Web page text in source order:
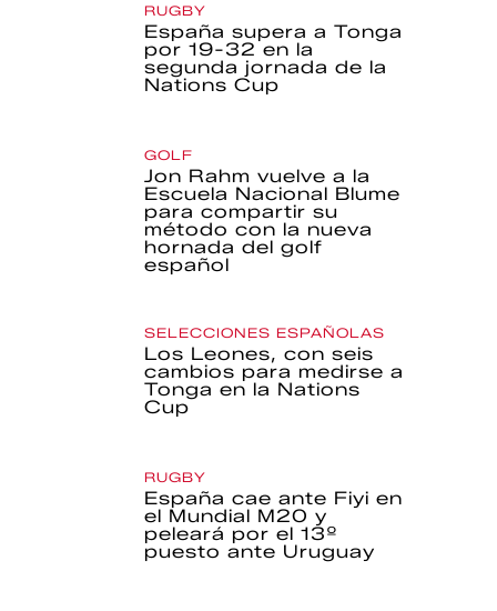
RUGBY
España supera a Tonga
por 19-32 en la
segunda jornada de la
Nations Cup
GOLF
Jon Rahm vuelve a la
Escuela Nacional Blume
para compartir su
método con la nueva
hornada del golf
español
SELECCIONES ESPAÑOLAS
Los Leones, con seis
cambios para medirse a
Tonga en la Nations
Cup
RUGBY
España cae ante Fiyi en
el Mundial M20 y
peleará por el 13º
puesto ante Uruguay